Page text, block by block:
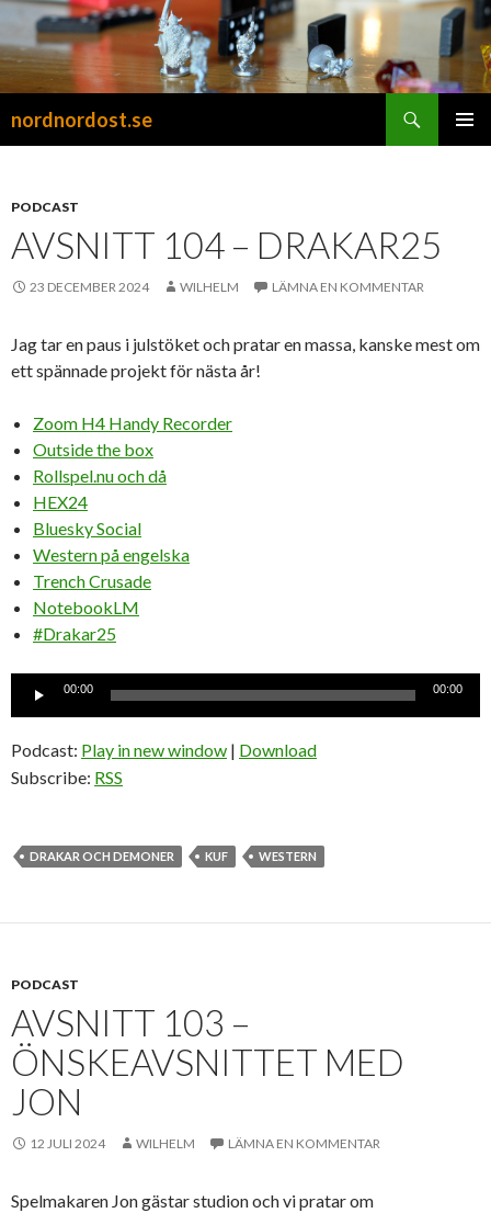
nordnordost.se
PODCAST
AVSNITT 104 – DRAKAR25
23 DECEMBER 2024 WILHELM LÄMNA EN KOMMENTAR
Jag tar en paus i julstöket och pratar en massa, kanske mest om
ett spännade projekt för nästa år!
Zoom H4 Handy Recorder
Outside the box
Rollspel.nu och då
HEX24
Bluesky Social
Western på engelska
Trench Crusade
NotebookLM
#Drakar25
Ljudspelare
00:00 00:00
Podcast: Play in new window | Download
Subscribe: RSS
DRAKAR OCH DEMONER KUF WESTERN
PODCAST
AVSNITT 103 –
ÖNSKEAVSNITTET MED
JON
12 JULI 2024 WILHELM LÄMNA EN KOMMENTAR
Spelmakaren Jon gästar studion och vi pratar om